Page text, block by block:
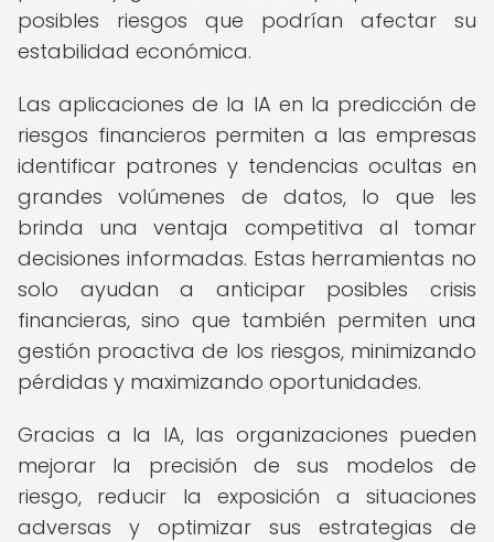
posibles riesgos que podrían afectar su
estabilidad económica.
Las aplicaciones de la IA en la predicción de
riesgos financieros permiten a las empresas
identificar patrones y tendencias ocultas en
grandes volúmenes de datos, lo que les
brinda una ventaja competitiva al tomar
decisiones informadas. Estas herramientas no
solo ayudan a anticipar posibles crisis
financieras, sino que también permiten una
gestión proactiva de los riesgos, minimizando
pérdidas y maximizando oportunidades.
Gracias a la IA, las organizaciones pueden
mejorar la precisión de sus modelos de
riesgo, reducir la exposición a situaciones
adversas y optimizar sus estrategias de